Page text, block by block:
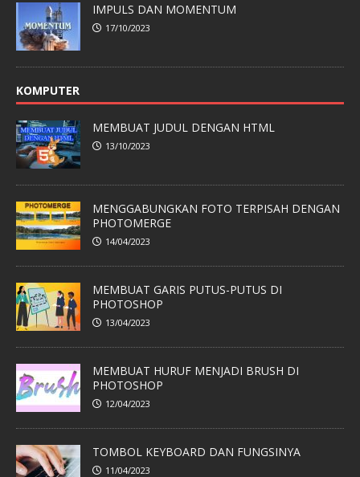
IMPULS DAN MOMENTUM
17/10/2023
KOMPUTER
MEMBUAT JUDUL DENGAN HTML
13/10/2023
MENGGABUNGKAN FOTO TERPISAH DENGAN
PHOTOMERGE
14/04/2023
MEMBUAT GARIS PUTUS-PUTUS DI
PHOTOSHOP
13/04/2023
MEMBUAT HURUF MENJADI BRUSH DI
PHOTOSHOP
12/04/2023
TOMBOL KEYBOARD DAN FUNGSINYA
11/04/2023